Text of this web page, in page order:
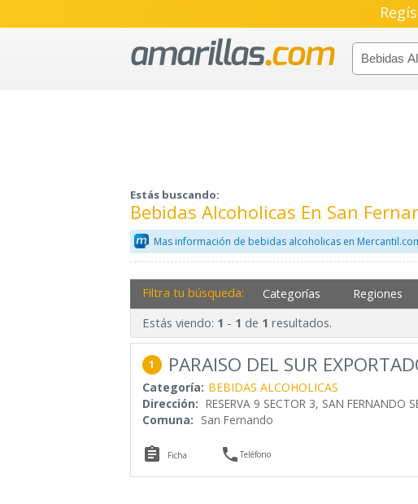
Estás buscando:
Bebidas Alcoholicas En San
Mas información de bebidas alcoholicas en
Filtra tu búsqueda: Categorías Regiones
Estás viendo: 1 - 1 de 1 resultados.
1 PARAISO DEL SUR
Categoría: BEBIDAS ALCOHOLICAS
Dirección: RESERVA 9 SECTOR 3, SAN FERNANDO
Comuna: San Fernando
 Ficha Teléfono